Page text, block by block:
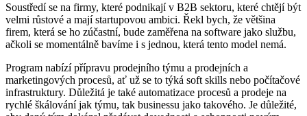
Soustředí se na firmy, které podnikají v B2B sektoru, které chtějí být
velmi růstové a mají startupovou ambici. Řekl bych, že většina
firem, která se ho zúčastní, bude zaměřena na software jako službu,
ačkoli se momentálně bavíme i s jednou, která tento model nemá.
Program nabízí přípravu prodejního týmu a prodejních a
marketingových procesů, ať už se to týká soft skills nebo počítačové
infrastruktury. Důležitá je také automatizace procesů a prodeje na
rychlé škálování jak týmu, tak businessu jako takového. Je důležité,